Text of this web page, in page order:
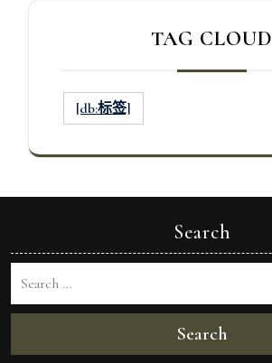
TAG CLOUD
[db:标签]
Search
Search